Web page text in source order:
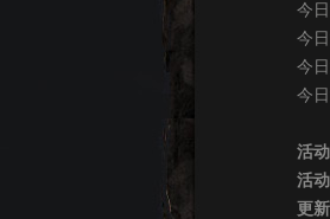
今日消
今日消
今日消
今日消
活
活
更